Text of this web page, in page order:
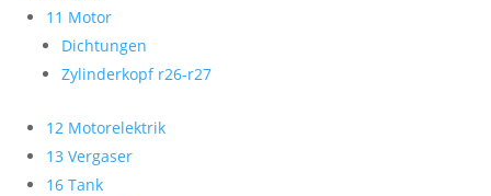
11 Motor
Dichtungen
Zylinderkopf r26-r27
12 Motorelektrik
13 Vergaser
16 Tank